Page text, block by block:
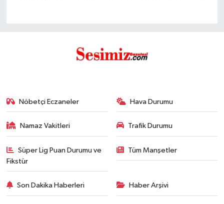
Nöbetçi Eczaneler Hava Durumu
Namaz Vakitleri Trafik Durumu
Süper Lig Puan Durumu ve
Fikstür
Tüm Manşetler
Son Dakika Haberleri Haber Arşivi